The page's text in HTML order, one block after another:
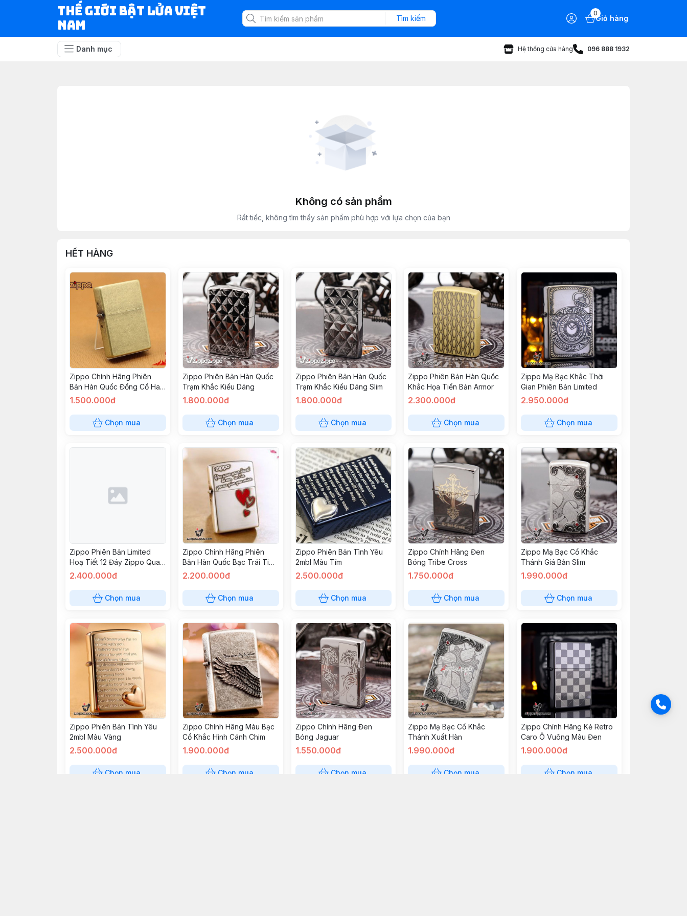
Thế Giới Bật Lửa Việt
Nam
Tìm kiếm
0
Giỏ hàng
Danh mục Hệ thống cửa hàng 096 888 1932
Không có sản phẩm
Rất tiếc, không tìm thấy sản phẩm phù hợp với lựa chọn của bạn
HẾT HÀNG
Zippo Chính Hãng Phiên
Bản Hàn Quốc Đổng Cổ Hai
Mộc Đáy
1.500.000đ
Chọn mua
Zippo Phiên Bản Hàn Quốc
Trạm Khắc Kiểu Dáng
1.800.000đ
Chọn mua
Zippo Phiên Bản Hàn Quốc
Trạm Khắc Kiểu Dáng Slim
1.800.000đ
Chọn mua
Zippo Phiên Bản Hàn Quốc
Khắc Họa Tiến Bản Armor
2.300.000đ
Chọn mua
Zippo Mạ Bạc Khắc Thời
Gian Phiên Bản Limited
2.950.000đ
Chọn mua
Zippo Phiên Bản Limited
Hoạ Tiết 12 Đáy Zippo Qua
Các Thời Kỳ Bmv-s Màu
2.400.000đ
Chọn mua
Zippo Chính Hãng Phiên
Bản Hàn Quốc Bạc Trái Tim
Tình Yêu
2.200.000đ
Chọn mua
Zippo Phiên Bản Tình Yêu
2mbl Màu Tím
2.500.000đ
Chọn mua
Zippo Chính Hãng Đen
Bóng Tribe Cross
1.750.000đ
Chọn mua
Zippo Mạ Bạc Cổ Khắc
Thánh Giá Bản Slim
1.990.000đ
Chọn mua
Zippo Phiên Bản Tình Yêu
2mbl Màu Vàng
2.500.000đ
Chọn mua
Zippo Chính Hãng Màu Bạc
Cổ Khắc Hình Cánh Chim
1.900.000đ
Chọn mua
Zippo Chính Hãng Đen
Bóng Jaguar
1.550.000đ
Chọn mua
Zippo Mạ Bạc Cổ Khắc
Thánh Xuất Hàn
1.990.000đ
Chọn mua
Zippo Chính Hãng Kẻ Retro
Caro Ô Vuông Màu Đen
1.900.000đ
Chọn mua